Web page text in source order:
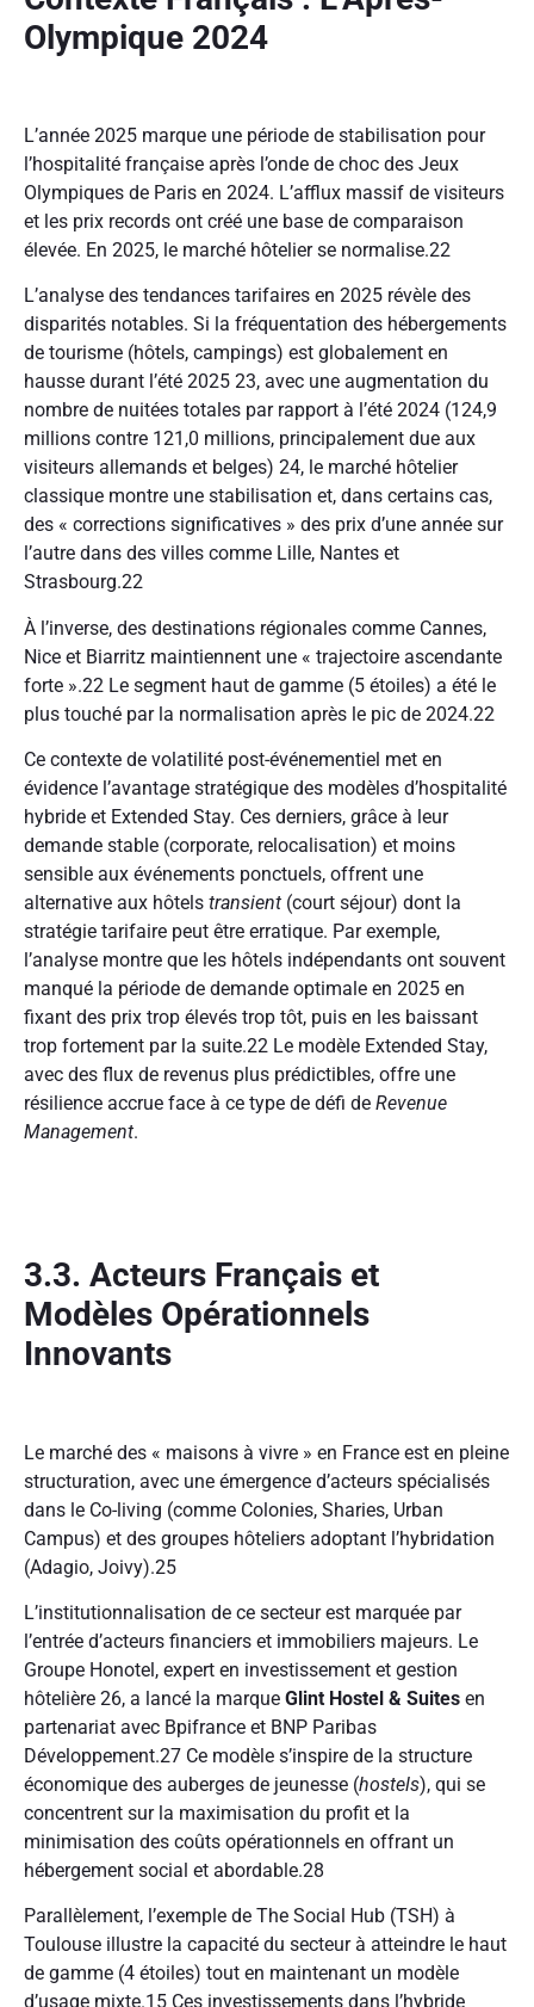
Olympique 2024
L’année 2025 marque une période de stabilisation pour
l’hospitalité française après l’onde de choc des Jeux
Olympiques de Paris en 2024. L’afflux massif de visiteurs
et les prix records ont créé une base de comparaison
élevée. En 2025, le marché hôtelier se normalise.22
L’analyse des tendances tarifaires en 2025 révèle des
disparités notables. Si la fréquentation des hébergements
de tourisme (hôtels, campings) est globalement en
hausse durant l’été 2025 23, avec une augmentation du
nombre de nuitées totales par rapport à l’été 2024 (124,9
millions contre 121,0 millions, principalement due aux
visiteurs allemands et belges) 24, le marché hôtelier
classique montre une stabilisation et, dans certains cas,
des « corrections significatives » des prix d’une année sur
l’autre dans des villes comme Lille, Nantes et
Strasbourg.22
À l’inverse, des destinations régionales comme Cannes,
Nice et Biarritz maintiennent une « trajectoire ascendante
forte ».22 Le segment haut de gamme (5 étoiles) a été le
plus touché par la normalisation après le pic de 2024.22
Ce contexte de volatilité post-événementiel met en
évidence l’avantage stratégique des modèles d’hospitalité
hybride et Extended Stay. Ces derniers, grâce à leur
demande stable (corporate, relocalisation) et moins
sensible aux événements ponctuels, offrent une
alternative aux hôtels transient (court séjour) dont la
stratégie tarifaire peut être erratique. Par exemple,
l’analyse montre que les hôtels indépendants ont souvent
manqué la période de demande optimale en 2025 en
fixant des prix trop élevés trop tôt, puis en les baissant
trop fortement par la suite.22 Le modèle Extended Stay,
avec des flux de revenus plus prédictibles, offre une
résilience accrue face à ce type de défi de Revenue
Management.
3.3. Acteurs Français et
Modèles Opérationnels
Innovants
Le marché des « maisons à vivre » en France est en pleine
structuration, avec une émergence d’acteurs spécialisés
dans le Co-living (comme Colonies, Sharies, Urban
Campus) et des groupes hôteliers adoptant l’hybridation
(Adagio, Joivy).25
L’institutionnalisation de ce secteur est marquée par
l’entrée d’acteurs financiers et immobiliers majeurs. Le
Groupe Honotel, expert en investissement et gestion
hôtelière 26, a lancé la marque Glint Hostel & Suites en
partenariat avec Bpifrance et BNP Paribas
Développement.27 Ce modèle s’inspire de la structure
économique des auberges de jeunesse (hostels), qui se
concentrent sur la maximisation du profit et la
minimisation des coûts opérationnels en offrant un
hébergement social et abordable.28
Parallèlement, l’exemple de The Social Hub (TSH) à
Toulouse illustre la capacité du secteur à atteindre le haut
de gamme (4 étoiles) tout en maintenant un modèle
d’usage mixte.15 Ces investissements dans l’hybride